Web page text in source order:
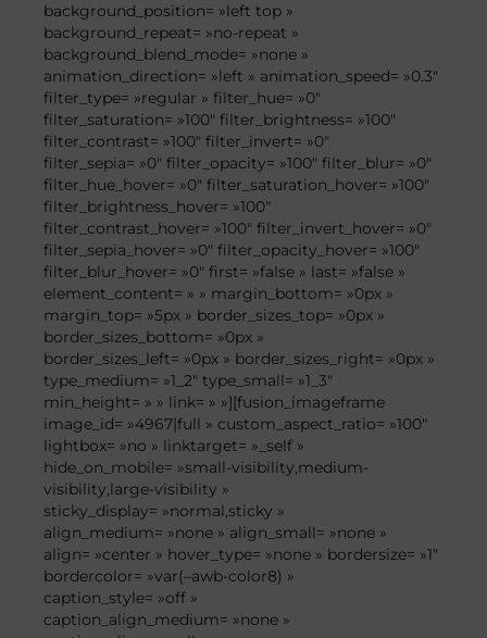
background_position= »left top »
background_repeat= »no-repeat »
background_blend_mode= »none »
animation_direction= »left » animation_speed= »0.3″
filter_type= »regular » filter_hue= »0″
filter_saturation= »100″ filter_brightness= »100″
filter_contrast= »100″ filter_invert= »0″
filter_sepia= »0″ filter_opacity= »100″ filter_blur= »0″
filter_hue_hover= »0″ filter_saturation_hover= »100″
filter_brightness_hover= »100″
filter_contrast_hover= »100″ filter_invert_hover= »0″
filter_sepia_hover= »0″ filter_opacity_hover= »100″
filter_blur_hover= »0″ first= »false » last= »false »
element_content= » » margin_bottom= »0px »
margin_top= »5px » border_sizes_top= »0px »
border_sizes_bottom= »0px »
border_sizes_left= »0px » border_sizes_right= »0px »
type_medium= »1_2″ type_small= »1_3″
min_height= » » link= » »][fusion_imageframe
image_id= »4967|full » custom_aspect_ratio= »100″
lightbox= »no » linktarget= »_self »
hide_on_mobile= »small-visibility,medium-
visibility,large-visibility »
sticky_display= »normal,sticky »
align_medium= »none » align_small= »none »
align= »center » hover_type= »none » bordersize= »1″
bordercolor= »var(–awb-color8) »
caption_style= »off »
caption_align_medium= »none »